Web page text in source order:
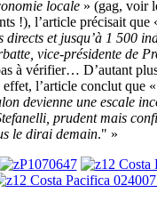
locale » (gag, voir
!), l’article précisait que
directs et jusqu’à 1 500
vice-présidente de
à vérifier… D’autant
effet, l’article conclut que «
devienne une escale
prudent mais
le dirai demain." »